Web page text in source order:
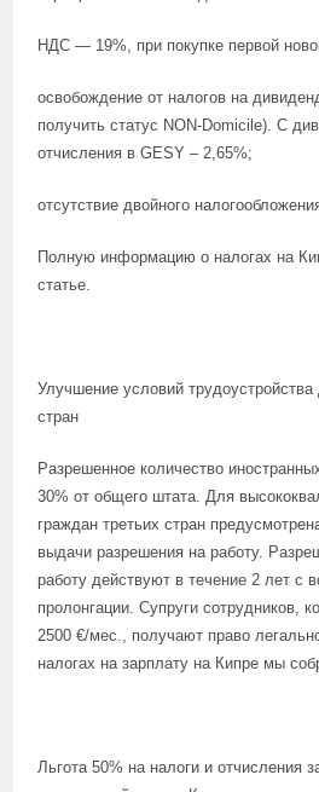
НДС — 19%, при покупке первой
освобождение от налогов на
получить статус NON-Domicile). С
отчисления в GESY – 2,65%;
отсутствие двойного
Полную информацию о налогах на
статье.
Улучшение условий трудоустройства
стран
Разрешенное количество
30% от общего штата. Для
граждан третьих стран
выдачи разрешения на работу.
работу действуют в течение 2 лет с
пролонгации. Супруги сотрудников,
2500 €/мес., получают право
налогах на зарплату на Кипре мы
Льгота 50% на налоги и отчисления